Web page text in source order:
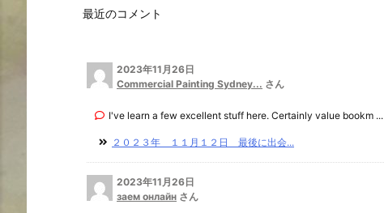
最近のコメント
2023年11月26日
Commercial Painting Sydney... さん
I've learn a few excellent stuff here. Certainly value bookm ...
２０２３年 １１月１２日 最後に出会...
2023年11月26日
заем онлайн さん